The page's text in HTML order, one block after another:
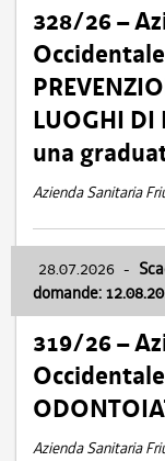
328/26 –
LUOGHI DI
una
Azienda Sanitaria
28.07.2026 -
domande:
319/26 –
Azienda Sanitaria